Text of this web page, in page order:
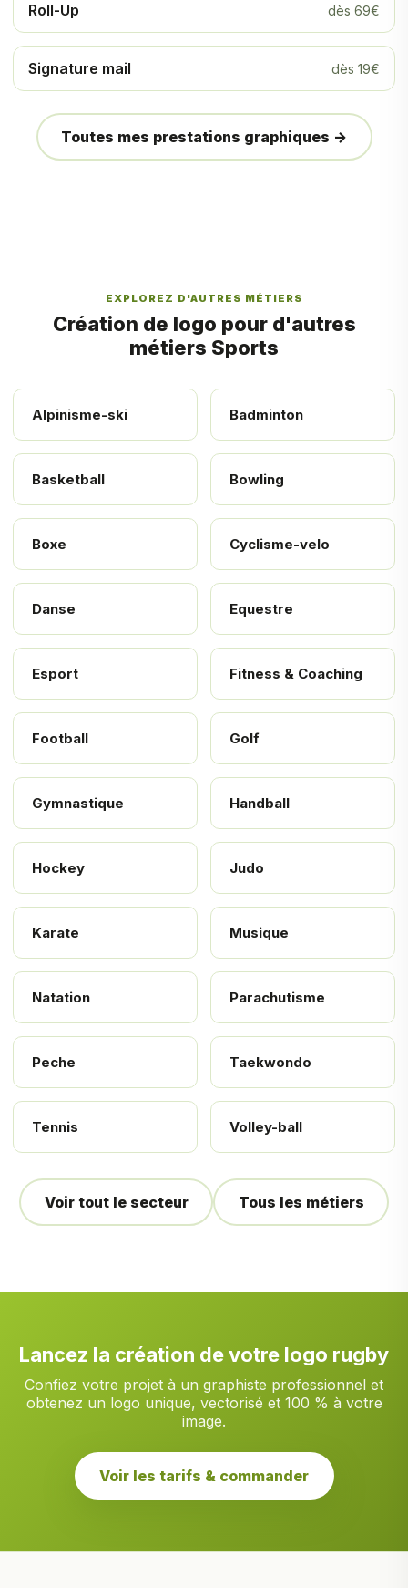
Roll-Up dès 69€
Signature mail dès 19€
Toutes mes prestations graphiques →
EXPLOREZ D'AUTRES MÉTIERS
Création de logo pour d'autres
métiers Sports
Alpinisme-ski Badminton
Basketball Bowling
Boxe Cyclisme-velo
Danse Equestre
Esport Fitness & Coaching
Football Golf
Gymnastique Handball
Hockey Judo
Karate Musique
Natation Parachutisme
Peche Taekwondo
Tennis Volley-ball
Voir tout le secteur Tous les métiers
Lancez la création de votre logo rugby
Confiez votre projet à un graphiste professionnel et
obtenez un logo unique, vectorisé et 100 % à votre
image.
Voir les tarifs & commander